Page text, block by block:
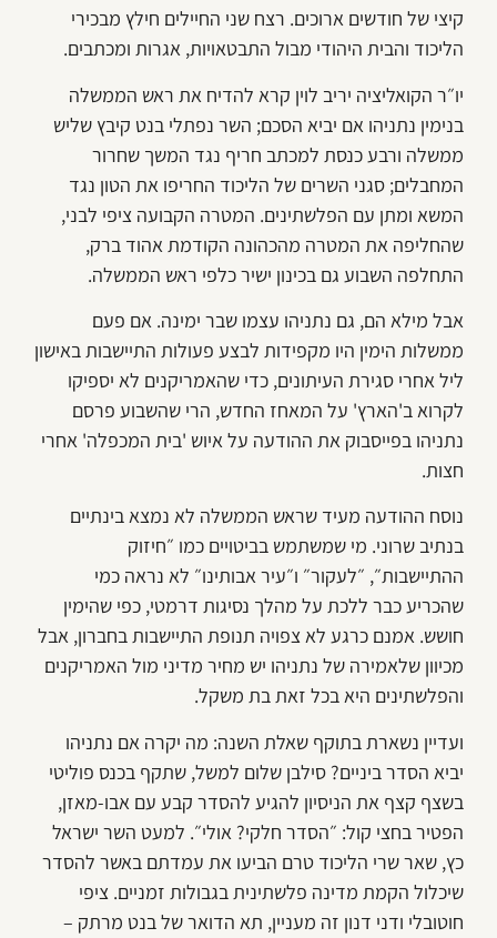
קיצי של חודשים ארוכים. רצח שני החיילים חילץ מבכירי
הליכוד והבית היהודי מבול התבטאויות, אגרות ומכתבים.
יו״ר הקואליציה יריב לוין קרא להדיח את ראש הממשלה
בנימין נתניהו אם יביא הסכם; השר נפתלי בנט קיבץ שליש
ממשלה ורבע כנסת למכתב חריף נגד המשך שחרור
המחבלים; סגני השרים של הליכוד החריפו את הטון נגד
המשא ומתן עם הפלשתינים. המטרה הקבועה ציפי לבני,
שהחליפה את המטרה מהכהונה הקודמת אהוד ברק,
התחלפה השבוע גם בכינון ישיר כלפי ראש הממשלה.
אבל מילא הם, גם נתניהו עצמו שבר ימינה. אם פעם
ממשלות הימין היו מקפידות לבצע פעולות התיישבות באישון
ליל אחרי סגירת העיתונים, כדי שהאמריקנים לא יספיקו
לקרוא ב'הארץ' על המאחז החדש, הרי שהשבוע פרסם
נתניהו בפייסבוק את ההודעה על איוש 'בית המכפלה' אחרי
חצות.
נוסח ההודעה מעיד שראש הממשלה לא נמצא בינתיים
בנתיב שרוני. מי שמשתמש בביטויים כמו ״חיזוק
ההתיישבות״, ״לעקור״ ו״עיר אבותינו״ לא נראה כמי
שהכריע כבר ללכת על מהלך נסיגות דרמטי, כפי שהימין
חושש. אמנם כרגע לא צפויה תנופת התיישבות בחברון, אבל
מכיוון שלאמירה של נתניהו יש מחיר מדיני מול האמריקנים
והפלשתינים היא בכל זאת בת משקל.
ועדיין נשארת בתוקף שאלת השנה: מה יקרה אם נתניהו
יביא הסדר ביניים? סילבן שלום למשל, שתקף בכנס פוליטי
בשצף קצף את הניסיון להגיע להסדר קבע עם אבו-מאזן,
הפטיר בחצי קול: ״הסדר חלקי? אולי״. למעט השר ישראל
כץ, שאר שרי הליכוד טרם הביעו את עמדתם באשר להסדר
שיכלול הקמת מדינה פלשתינית בגבולות זמניים. ציפי
חוטובלי ודני דנון זה מעניין, תא הדואר של בנט מרתק –